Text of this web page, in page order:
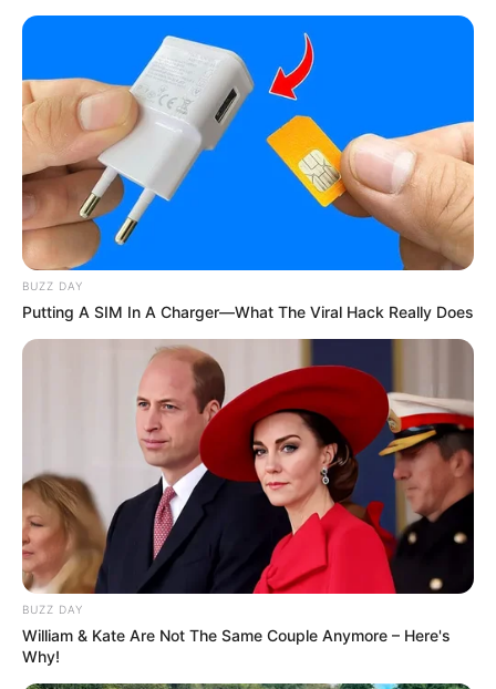
BUZZ DAY
Putting A SIM In A Charger—What The Viral Hack Really Does
BUZZ DAY
William & Kate Are Not The Same Couple Anymore – Here's
Why!